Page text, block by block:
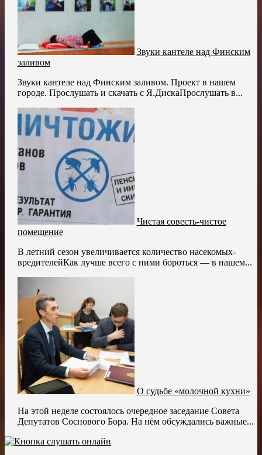
Звуки кантеле над Финским
заливом
Звуки кантеле над Финским заливом. Проект в нашем
городе. Прослушать и скачать с Я.ДискаПрослушать в...
Чистая совесть-чистое
помещение
В летний сезон увеличивается количество насекомых-
вредителейКак лучше всего с ними бороться — в нашем...
О судьбе «молочной кухни»
На этой неделе состоялось очередное заседание Совета
Депутатов Соснового Бора. На нём обсуждались важные...